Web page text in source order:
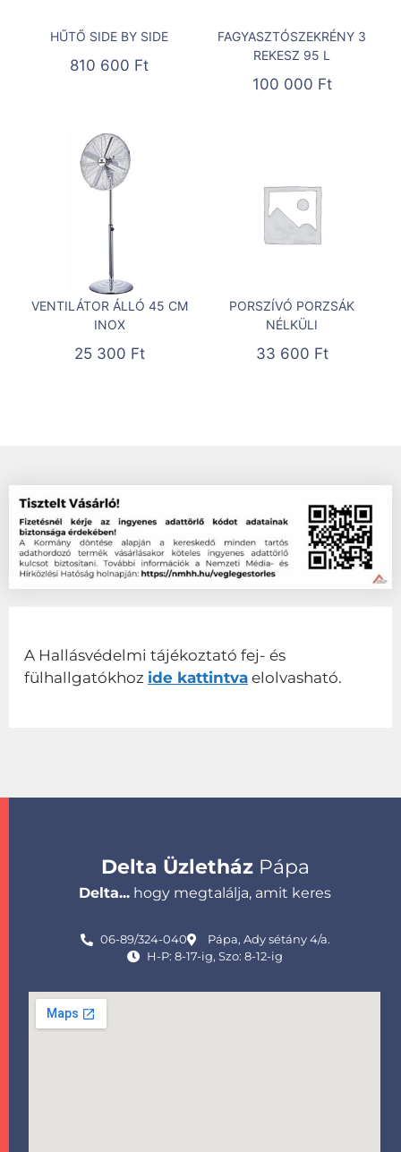
HŰTŐ SIDE BY SIDE
810 600 Ft
FAGYASZTÓSZEKRÉNY 3
REKESZ 95 L
100 000 Ft
VENTILÁTOR ÁLLÓ 45 CM
INOX
25 300 Ft
PORSZÍVÓ PORZSÁK
NÉLKÜLI
33 600 Ft
A Hallásvédelmi tájékoztató fej- és
fülhallgatókhoz ide kattintva elolvasható.
Delta ÜzletházPápa
Delta... hogy megtalálja, amit keres
06-89/324-040
Pápa, Ady sétány 4/a.
H-P: 8-17-ig, Szo: 8-12-ig